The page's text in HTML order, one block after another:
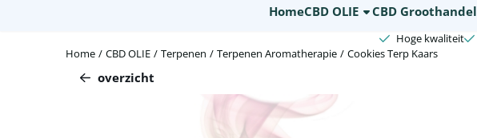
HomeCBD OLIE CBD Groothandel
Hoge kwaliteit
Home / CBD OLIE / Terpenen / Terpenen Aromatherapie / Cookies Terp Kaars
overzicht